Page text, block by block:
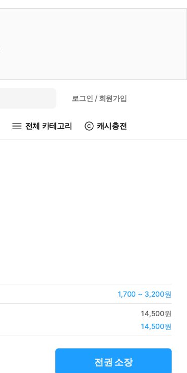
로그인 / 회원가입
전체 카테고리 캐시충전
1,700 ~ 3,200원
14,500원
14,500원
전권 소장